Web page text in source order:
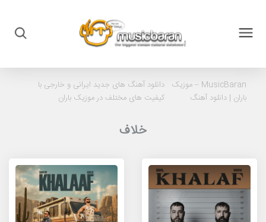
MusicBaran – موزیک
باران | دانلود آهنگ
دانلود آهنگ های جدید ایرانی و خارجی با
کیفیت های مختلف در موزیک باران
خلاف